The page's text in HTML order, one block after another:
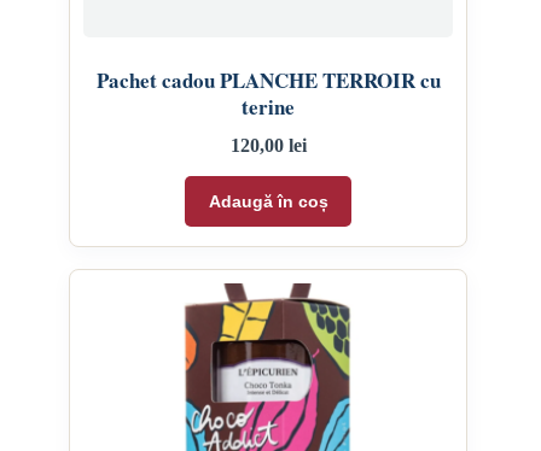
Pachet cadou PLANCHE TERROIR cu
terine
120,00 lei
Adaugă în coș